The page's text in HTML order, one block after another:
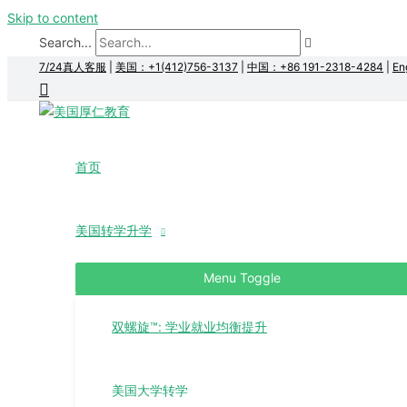
Skip to content
Search...
7/24真人客服 美国：+1(412)756-3137 中国：+86 191-2318-4284
首页
美国转学升学
Menu Toggle
双螺旋™: 学业就业均衡提升
美国大学转学